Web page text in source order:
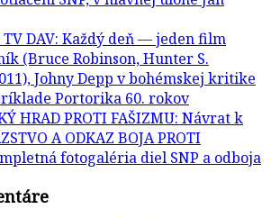
TV DAV: Každý deň — jeden film
(Bruce Robinson, Hunter S.
Johny Depp v bohémskej kritike
Portorika 60. rokov
HRAD PROTI FAŠIZMU: Návrat k
A ODKAZ BOJA PROTI
fotogaléria diel SNP a odboja